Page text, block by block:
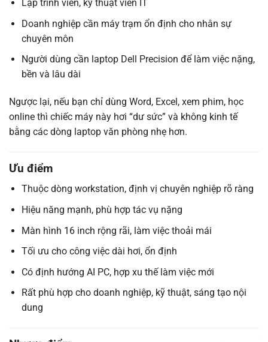
Lập trình viên, kỹ thuật viên IT
Doanh nghiệp cần máy trạm ổn định cho nhân sự
chuyên môn
Người dùng cần laptop Dell Precision để làm việc nặng,
bền và lâu dài
Ngược lại, nếu bạn chỉ dùng Word, Excel, xem phim, học
online thì chiếc máy này hơi “dư sức” và không kinh tế
bằng các dòng laptop văn phòng nhẹ hơn.
Ưu điểm
Thuộc dòng workstation, định vị chuyên nghiệp rõ ràng
Hiệu năng mạnh, phù hợp tác vụ nặng
Màn hình 16 inch rộng rãi, làm việc thoải mái
Tối ưu cho công việc dài hơi, ổn định
Có định hướng AI PC, hợp xu thế làm việc mới
Rất phù hợp cho doanh nghiệp, kỹ thuật, sáng tạo nội
dung